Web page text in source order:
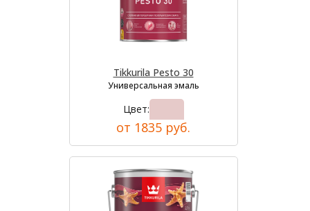
Tikkurila Pesto 30
Универсальная эмаль
Цвет:
от 1835 руб.